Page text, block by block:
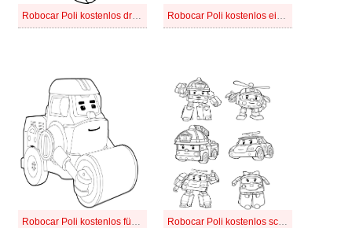
Robocar Poli kostenlos druckbar Robocar Poli kostenlos einfach
Robocar Poli kostenlos für Kinder Robocar Poli kostenlos schlicht